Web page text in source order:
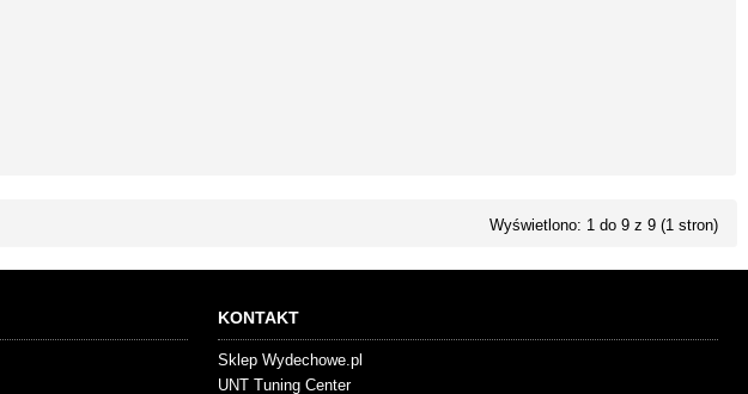
Wyświetlono: 1 do 9 z 9 (1 stron)
KONTAKT
Sklep Wydechowe.pl
UNT Tuning Center